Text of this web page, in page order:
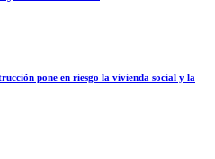
pone en riesgo la vivienda social y la